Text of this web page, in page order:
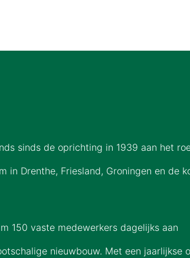
sinds de oprichting in 1939 aan het
Drenthe, Friesland, Groningen en de
150 vaste medewerkers dagelijks aan
nieuwbouw. Met een jaarlijkse